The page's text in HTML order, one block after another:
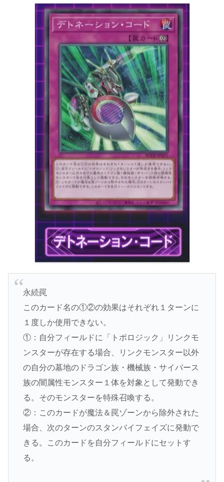
永続罠
このカード名の①②の効果はそれぞれ１ターンに
１度しか使用できない。
①：自分フィールドに「トポロジック」リンクモ
ンスターが存在する場合、リンクモンスター以外
の自分の墓地のドラゴン族・機械族・サイバース
族の闇属性モンスター１体を対象として発動でき
る。そのモンスターを特殊召喚する。
②：このカードが魔法＆罠ゾーンから除外された
場合、次のターンのスタンバイフェイズに発動で
きる。このカードを自分フィールドにセットす
る。